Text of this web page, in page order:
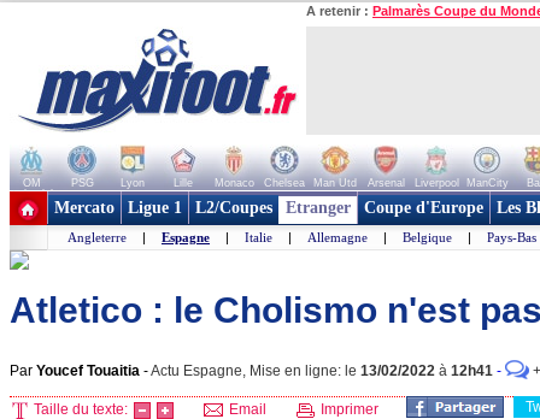
A retenir : Palmarès Coupe du
OM PSG Lyon Lille Monaco Chelsea Man Utd Arsenal Liverpool ManCity
+ de clubs
Mercato Ligue 1 L2/Coupes Etranger Coupe d'Europe Les
Angleterre | Espagne | Italie | Allemagne | Belgique | Pays-Bas
Atletico : le Cholismo n'est
Par Youcef Touaitia -Actu Espagne, Mise en ligne: le 13/02/2022 à 12h41 - +
Taille du texte: Email Imprimer